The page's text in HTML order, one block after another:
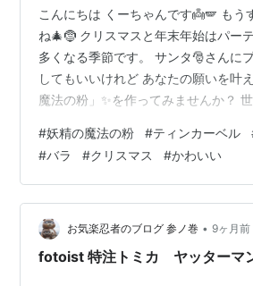
こんにちは くーちゃんです👼🪽 もう
ね🎄🤶 クリスマスと年末年始はパー
多くなる季節です。 サンタ🎅さんに
してもいいけれど あなたの願いを叶
魔法の粉」✨を作ってみませんか？
パンの物語の中ではティンカーベルが
粉をふりかけて 一緒に夜空を飛べる
た。🧚✨ 妖精たちはキラキラと輝く
て あなたの願いを叶えます。🌸 バラ
法の粉が自動的にふりかけられますが
りに近づきお外は寒くてもう…
#妖精の魔法の粉 #ティンカーベル
#バラ #クリスマス #かわいい
お気楽忍者のブログ 参ノ巻 • 9ヶ月前
fotoist 特注トミカ ヤッターマ